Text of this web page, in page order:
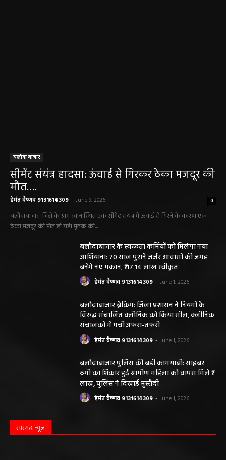
बलौदा बाजार
सीमेंट संयंत्र हादसा: ऊंचाई से गिरकर ठेका मजदूर की
मौत….
हेमंत वैष्णव 9131614309 - June 9, 2026 0
बलौदाबाजार। जिले के ग्राम रवान स्थित एक सीमेंट संयंत्र में ऊंचाई से गिरने के कारण एक
ठेका मजदूर की मौत हो गई। मृतक की...
बलौदाबाजार के स्वच्छता कर्मियों को मिलेगा नया
आशियाना: 70 साल पुराने जर्जर आवासों की जगह
बनेंगे नए मकान, ₹117.14 लाख स्वीकृत
हेमंत वैष्णव 9131614309 - June 1, 2026
बलौदाबाजार ब्रेकिंग: जिला प्रशासन ने नियमों के
विरुद्ध संचालित क्लीनिक को किया सील, क्लीनिक
संचालकों में मची अफरा-तफरी
हेमंत वैष्णव 9131614309 - June 1, 2026
बलौदाबाजार पुलिस की बड़ी कामयाबी: साइबर
ठगी का शिकार हुई ग्रामीण महिला को वापस मिले ₹1
लाख, पुलिस ने दिखाई मुस्तैदी
हेमंत वैष्णव 9131614309 - June 1, 2026
सारंगढ़ न्यूज़